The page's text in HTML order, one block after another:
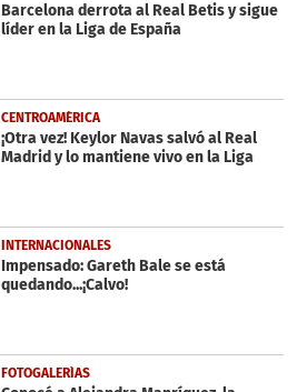
Barcelona derrota al Real Betis y sigue
líder en la Liga de España
CENTROAMÉRICA
¡Otra vez! Keylor Navas salvó al Real
Madrid y lo mantiene vivo en la Liga
INTERNACIONALES
Impensado: Gareth Bale se está
quedando...¡Calvo!
FOTOGALERÍAS